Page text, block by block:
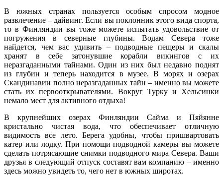
В южных странах пользуется особым спросом модное
развлечение – дайвинг. Если вы поклонник этого вида спорта,
то в Финляндии вы тоже можете испытать удовольствие от
погружения в северные глубины. Водам Севера тоже
найдется, чем вас удивить – подводные пещеры и скалы
хранят в себе затонувшие корабли викингов с их
неразгаданными тайнами. Один из них был недавно поднят
из глубин и теперь находится в музее. В морях и озерах
Скандинавии полно неразгаданных тайн – именно вы можете
стать их первооткрывателями. Вокруг Турку и Хельсинки
немало мест для активного отдыха!
В крупнейших озерах Финляндии Сайма и Пяйянне
кристально чистая вода, что обеспечивает отличную
видимость все лето. Берега удобны, чтобы пришвартовать
катер или лодку. При помощи подводной камеры вы можете
сделать потрясающие снимки подводного мира Севера. Ваши
друзья в следующий отпуск составят вам компанию – именно
здесь можно увидеть то, чего нет в южных широтах.